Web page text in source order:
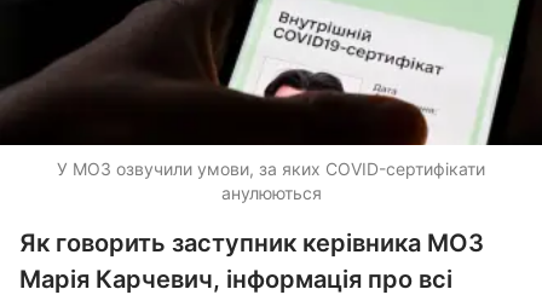
У МОЗ озвучили умови, за яких COVID-сертифікати
анулюються
Як говорить заступник керівника МОЗ
Марія Карчевич, інформація про всі